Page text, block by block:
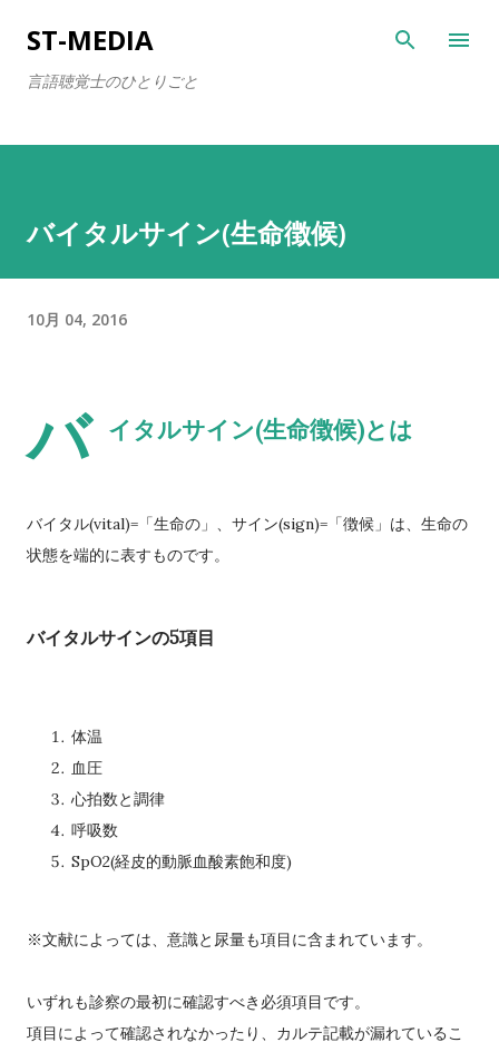
スキップしてメイン コンテンツに移動
ST-MEDIA
言語聴覚士のひとりごと
バイタルサイン(生命徴候)
10月 04, 2016
バ イタルサイン(生命徴候)とは
バイタル(vital)=「生命の」、サイン(sign)=「徴候」は、生命の
状態を端的に表すものです。
バイタルサインの5項目
体温
血圧
心拍数と調律
呼吸数
SpO2(経皮的動脈血酸素飽和度)
※文献によっては、意識と尿量も項目に含まれています。
いずれも診察の最初に確認すべき必須項目です。
項目によって確認されなかったり、カルテ記載が漏れているこ